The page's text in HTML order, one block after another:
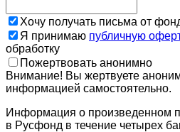
Хочу получать письма от
Я принимаю публичную
обработку
Пожертвовать анонимно
Внимание! Вы жертвуете
информацией самостоятельно.
Информация о произведенном
в Русфонд в течение четырех